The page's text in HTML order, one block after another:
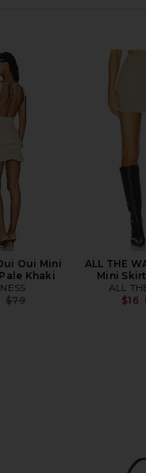
Oui Mini
Khaki
Previous price:
$79
ALL THE
Mini
ALL
$16